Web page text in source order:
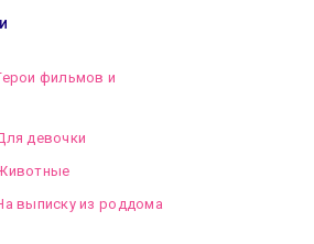
фильмов и
девочки
выписку из роддома